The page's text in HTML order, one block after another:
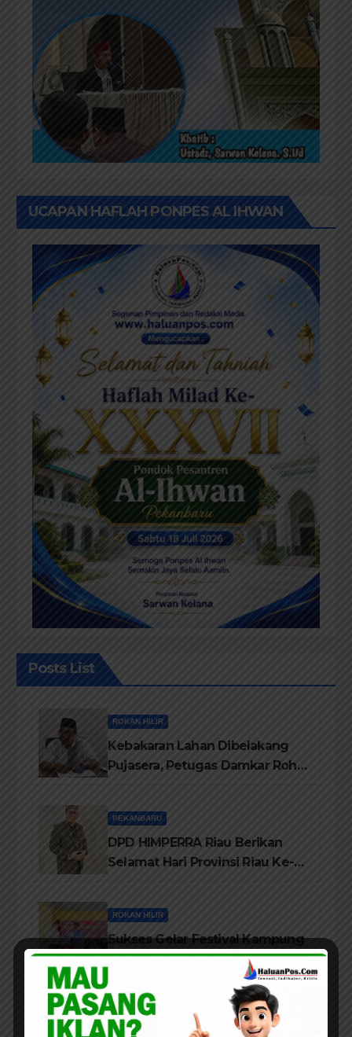
UCAPAN HAFLAH PONPES AL IHWAN
Posts List
ROKAN HILIR
Kebakaran Lahan Dibelakang
Pujasera, Petugas Damkar Rohil
PEKANBARU
DPD HIMPERRA Riau Berikan
Selamat Hari Provinsi Riau Ke-
ROKAN HILIR
Sukses Gelar Festival Kampung
Literasi, Lembaga Tepak Sirih
Terima Piagam Penghargaan
dari Disdikbud Rohil
DAERAH ROKAN HILIR